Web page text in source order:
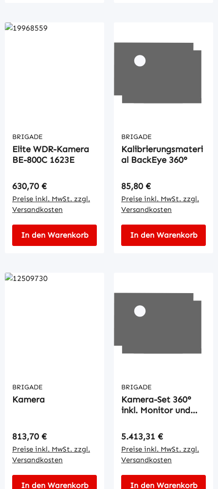
BRIGADE
Elite WDR-Kamera
BE-800C 1623E
Regulärer Preis:
630,70 €
Preise inkl. MwSt. zzgl.
Versandkosten
In den Warenkorb
BRIGADE
Kalibrierungsmateri
al BackEye 360°
Regulärer Preis:
85,80 €
Preise inkl. MwSt. zzgl.
Versandkosten
In den Warenkorb
BRIGADE
Kamera
Regulärer Preis:
813,70 €
Preise inkl. MwSt. zzgl.
Versandkosten
In den Warenkorb
BRIGADE
Kamera-Set 360°
inkl. Monitor und
Regulärer Preis:
5.413,31 €
Preise inkl. MwSt. zzgl.
Versandkosten
In den Warenkorb